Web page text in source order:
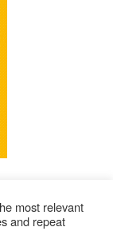
most relevant
and repeat